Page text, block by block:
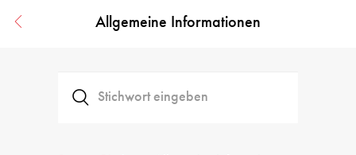
Allgemeine Informationen